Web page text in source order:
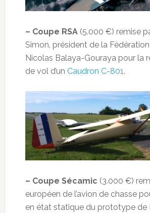
– Coupe RSA(5.000 €) remise
Simon, président de la Fédération
Nicolas Balaya-Gouraya pour la
de vol d’un Caudron C-801.
– Coupe Sécamic (3.000 €)
européen de l’avion de chasse
en état statique du prototype de